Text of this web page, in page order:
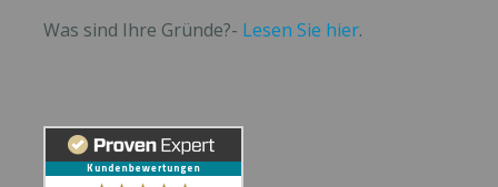
Was sind Ihre Gründe?- Lesen Sie hier.